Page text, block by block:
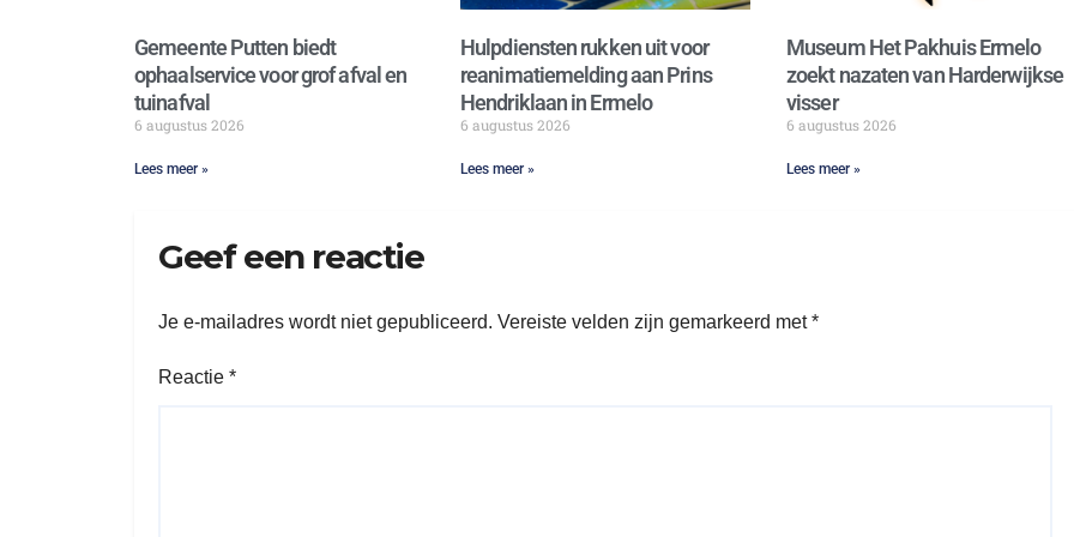
Gemeente Putten biedt
ophaalservice voor grof afval en
tuinafval
6 augustus 2026
Lees meer »
Hulpdiensten rukken uit voor
reanimatiemelding aan Prins
Hendriklaan in Ermelo
6 augustus 2026
Lees meer »
Museum Het Pakhuis Ermelo
zoekt nazaten van Harderwijkse
visser
6 augustus 2026
Lees meer »
Geef een reactie
Je e-mailadres wordt niet gepubliceerd. Vereiste velden zijn gemarkeerd met*
Reactie *